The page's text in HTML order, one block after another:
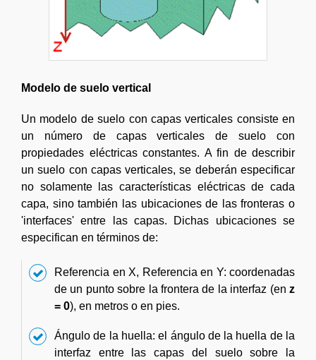
Modelo de suelo vertical
Un modelo de suelo con capas verticales consiste en
un número de capas verticales de suelo con
propiedades eléctricas constantes. A fin de describir
un suelo con capas verticales, se deberán especificar
no solamente las características eléctricas de cada
capa, sino también las ubicaciones de las fronteras o
'interfaces' entre las capas. Dichas ubicaciones se
especifican en términos de:
Referencia en X, Referencia en Y: coordenadas
de un punto sobre la frontera de la interfaz (en z
= 0), en metros o en pies.
Ángulo de la huella: el ángulo de la huella de la
interfaz entre las capas del suelo sobre la